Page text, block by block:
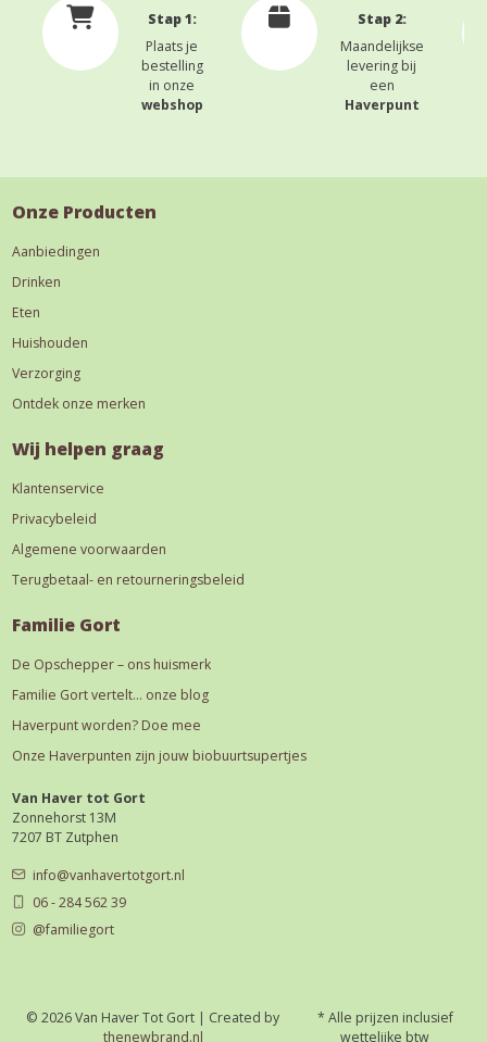
Stap 1:
Plaats je
bestelling
in onze
webshop
Stap 2:
Maandelijkse
levering bij
een
Haverpunt
Onze Producten
Aanbiedingen
Drinken
Eten
Huishouden
Verzorging
Ontdek onze merken
Wij helpen graag
Klantenservice
Privacybeleid
Algemene voorwaarden
Terugbetaal- en retourneringsbeleid
Familie Gort
De Opschepper – ons huismerk
Familie Gort vertelt… onze blog
Haverpunt worden? Doe mee
Onze Haverpunten zijn jouw biobuurtsupertjes
Van Haver tot Gort
Zonnehorst 13M
7207 BT Zutphen
info@vanhavertotgort.nl
06 - 284 562 39
@familiegort
© 2026 Van Haver Tot Gort | Created by
thenewbrand.nl
* Alle prijzen inclusief
wettelijke btw